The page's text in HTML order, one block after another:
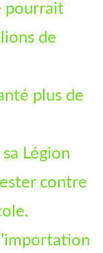
pourrait
de
plus de
Légion
contre